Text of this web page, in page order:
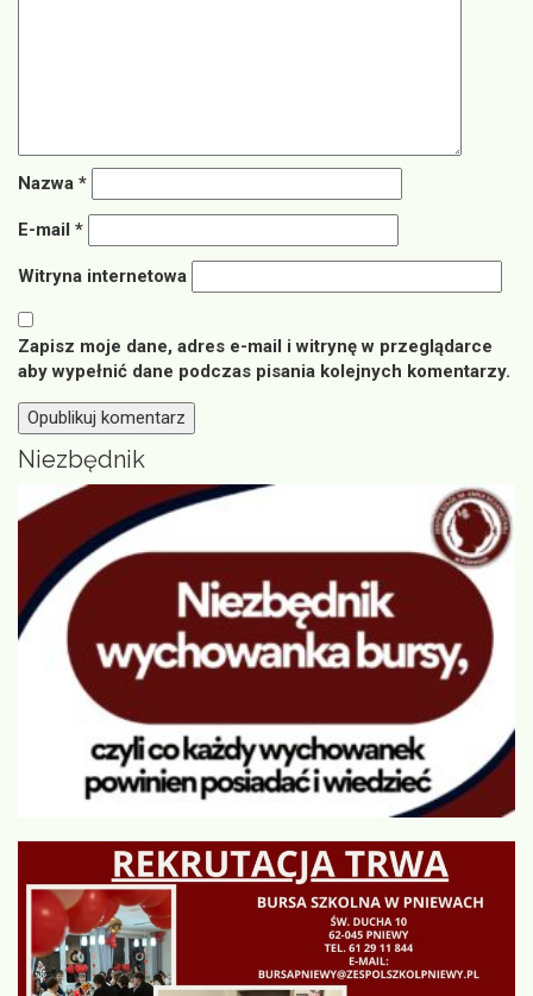
Nazwa *
E-mail *
Witryna internetowa
Zapisz moje dane, adres e-mail i witrynę w przeglądarce
aby wypełnić dane podczas pisania kolejnych komentarzy.
Niezbędnik